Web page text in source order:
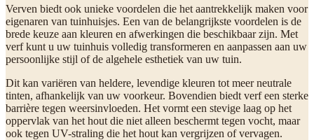
Verven biedt ook unieke voordelen die het aantrekkelijk maken voor
eigenaren van tuinhuisjes. Een van de belangrijkste voordelen is de
brede keuze aan kleuren en afwerkingen die beschikbaar zijn. Met
verf kunt u uw tuinhuis volledig transformeren en aanpassen aan uw
persoonlijke stijl of de algehele esthetiek van uw tuin.
Dit kan variëren van heldere, levendige kleuren tot meer neutrale
tinten, afhankelijk van uw voorkeur. Bovendien biedt verf een sterke
barrière tegen weersinvloeden. Het vormt een stevige laag op het
oppervlak van het hout die niet alleen beschermt tegen vocht, maar
ook tegen UV-straling die het hout kan vergrijzen of vervagen.